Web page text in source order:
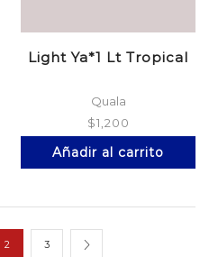
Light Ya*1 Lt Tropical
Quala
$1,200
Añadir al carrito
2 3